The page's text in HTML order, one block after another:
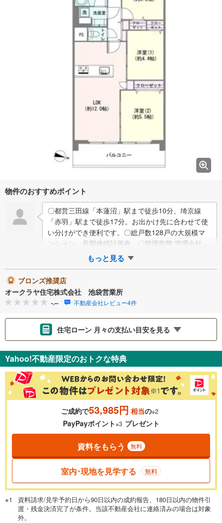
物件のおすすめポイント
〇都営三田線「本蓮沼」駅まで徒歩10分、埼京線
「赤羽」駅まで徒歩17分。お出かけ先に合わせて使
い分けができ便利です。〇総戸数128戸の大規模マ
ンション。長期修繕計画有。〇管理形態:管理会社へ
全部委託管理。〇不在時にも荷物が受け取れ…
もっと見る
ブロンズ推奨店
オークラヤ住宅株式会社 池袋営業所
-.-- 不動産会社レビュー4件
住宅ローン 月々の支払い目安を見る
金利 ％
0.01%
一般的には最長35年まで借り入れ可能です。多くの金融機関
が完済時の年齢は80歳までを条件としています。
閉じる
頭金 万円
Yahoo!不動産限定のおトクな特典
ご成約で53,985円 相当の※2
PayPayポイント※3 プレゼント
資料をもらう 無料
室内･現地を見学する 無料
資料請求/見学予約日から90日以内の成約報告、180日以内の物件引
渡・残金決済完了が条件。当該不動産会社に連絡済みの場合は対象
外。